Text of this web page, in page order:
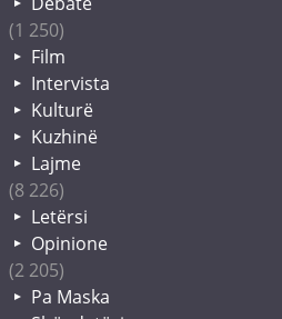
(1 250)
Film
Intervista
Kulturë
Kuzhinë
Lajme
(8 226)
Letërsi
Opinione
(2 205)
Pa Maska